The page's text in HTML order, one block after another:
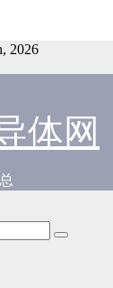
2026
体网